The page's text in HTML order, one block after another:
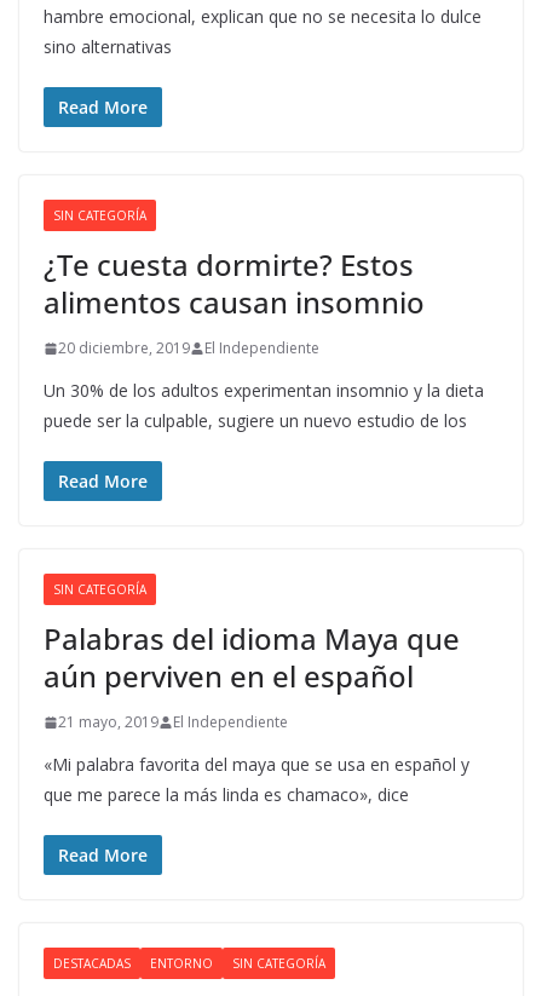
hambre emocional, explican que no se necesita lo dulce
sino alternativas
Read More
SIN CATEGORÍA
¿Te cuesta dormirte? Estos
alimentos causan insomnio
20 diciembre, 2019 El Independiente
Un 30% de los adultos experimentan insomnio y la dieta
puede ser la culpable, sugiere un nuevo estudio de los
Read More
SIN CATEGORÍA
Palabras del idioma Maya que
aún perviven en el español
21 mayo, 2019 El Independiente
«Mi palabra favorita del maya que se usa en español y
que me parece la más linda es chamaco», dice
Read More
DESTACADAS ENTORNO SIN CATEGORÍA